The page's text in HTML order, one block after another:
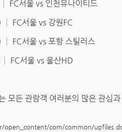
서울 vs 인천유나이티드
FC서울 vs 강원FC
FC서울 vs 포항 스틸러스
FC서울 vs 울산HD
모든 관람객 여러분의 많은 관심